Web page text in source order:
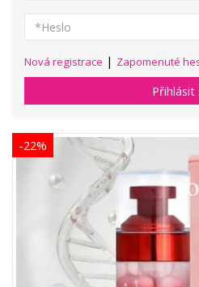
Nová registrace | Zapomenuté
Přihlásit
-22%